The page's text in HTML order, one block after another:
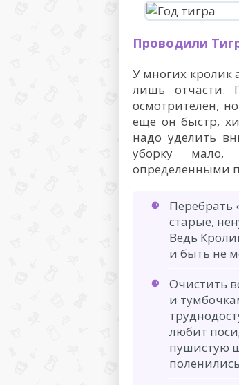
Проводили
У многих кролик
лишь отчасти.
осмотрителен,
еще он быстр,
надо уделить
уборку мало,
определенными
Перебрать
старые,
Ведь
и быть не
Очистить
и
любит
пушистую